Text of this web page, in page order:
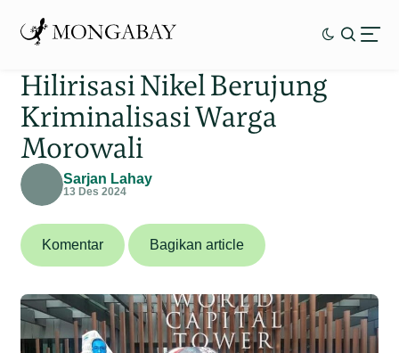
Hilirisasi Nikel Berujung
Kriminalisasi Warga
Morowali
Sarjan Lahay
13 Des 2024
Komentar Bagikan article